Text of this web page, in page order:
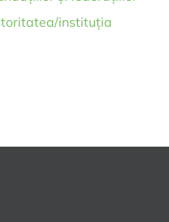
instituția